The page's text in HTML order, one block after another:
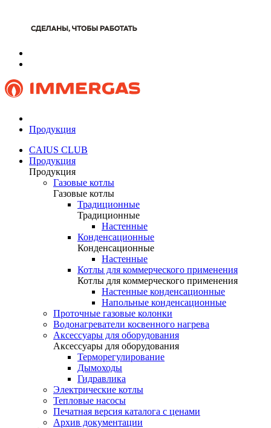
Продукция
CAIUS CLUB
Продукция
Продукция
Газовые котлы
Газовые котлы
Традиционные
Традиционные
Настенные
Конденсационные
Конденсационные
Настенные
Котлы для коммерческого применения
Котлы для коммерческого применения
Настенные конденсационные
Напольные конденсационные
Проточные газовые колонки
Водонагреватели косвенного нагрева
Аксессуары для оборудования
Аксессуары для оборудования
Терморегулирование
Дымоходы
Гидравлика
Электрические котлы
Тепловые насосы
Печатная версия каталога с ценами
Архив документации